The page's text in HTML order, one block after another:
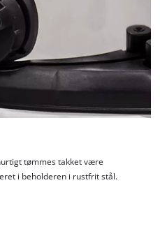
consent to load the
Maps service!
is not permitted to load due
are not disclosed to the
owner needs to setup
CMP to add this content
Platform
tømmes takket være
i beholderen i rustfrit stål.